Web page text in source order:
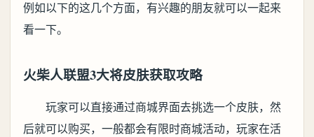
例如以下的这几个方面，有兴趣的朋友就可以一起来
看一下。
火柴人联盟3大将皮肤获取攻略
玩家可以直接通过商城界面去挑选一个皮肤，然
后就可以购买，一般都会有限时商城活动，玩家在活